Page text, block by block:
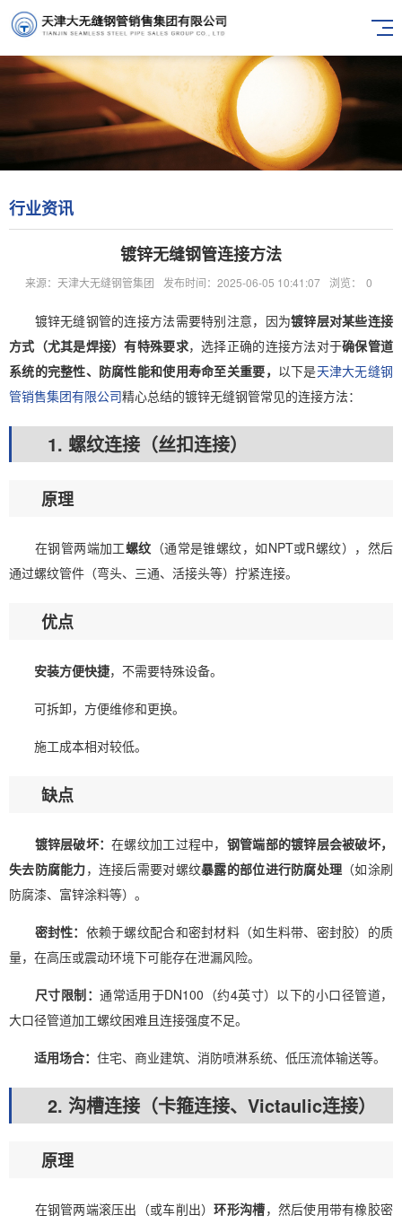
行业资讯
镀锌无缝钢管连接方法
来源：天津大无缝钢管集团 发布时间：2025-06-05 10:41:07 浏览： 0
镀锌无缝钢管的连接方法需要特别注意，因为镀锌层对某些连接
方式（尤其是焊接）有特殊要求，选择正确的连接方法对于确保管道
系统的完整性、防腐性能和使用寿命至关重要， 以下是天津大无缝钢
管销售集团有限公司精心总结的镀锌无缝钢管常见的连接方法：
1. 螺纹连接（丝扣连接）
原理
在钢管两端加工螺纹 （通常是锥螺纹，如NPT或R螺纹），然后
通过螺纹管件（弯头、三通、活接头等）拧紧连接。
优点
安装方便快捷，不需要特殊设备。
可拆卸，方便维修和更换。
施工成本相对较低。
缺点
镀锌层破坏：在螺纹加工过程中， 钢管端部的镀锌层会被破坏，
失去防腐能力，连接后需要对螺纹暴露的部位进行防腐处理 （如涂刷
防腐漆、富锌涂料等）。
密封性： 依赖于螺纹配合和密封材料（如生料带、密封胶）的质
量，在高压或震动环境下可能存在泄漏风险。
尺寸限制：通常适用于DN100（约4英寸）以下的小口径管道，
大口径管道加工螺纹困难且连接强度不足。
适用场合： 住宅、商业建筑、消防喷淋系统、低压流体输送等。
2. 沟槽连接（卡箍连接、Victaulic连接）
原理
在钢管两端滚压出（或车削出）环形沟槽，然后使用带有橡胶密